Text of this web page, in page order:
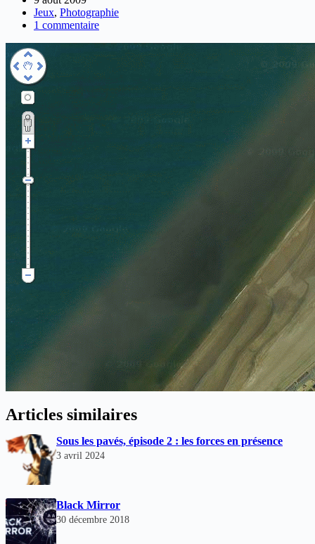
Jeux, Photographie
1 commentaire
Articles similaires
Sous les pavés, épisode 2 : les forces en présence
3 avril 2024
Black Mirror
30 décembre 2018